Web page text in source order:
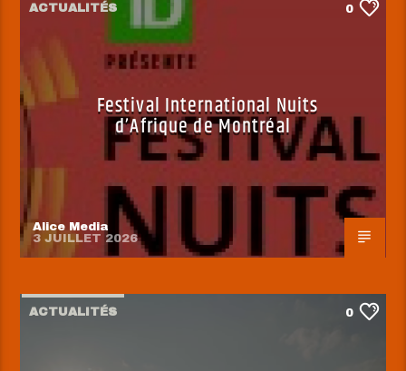
ACTUALITÉS 0
Festival International Nuits
d’Afrique de Montréal
Alice Media
3 JUILLET 2026
ACTUALITÉS 0